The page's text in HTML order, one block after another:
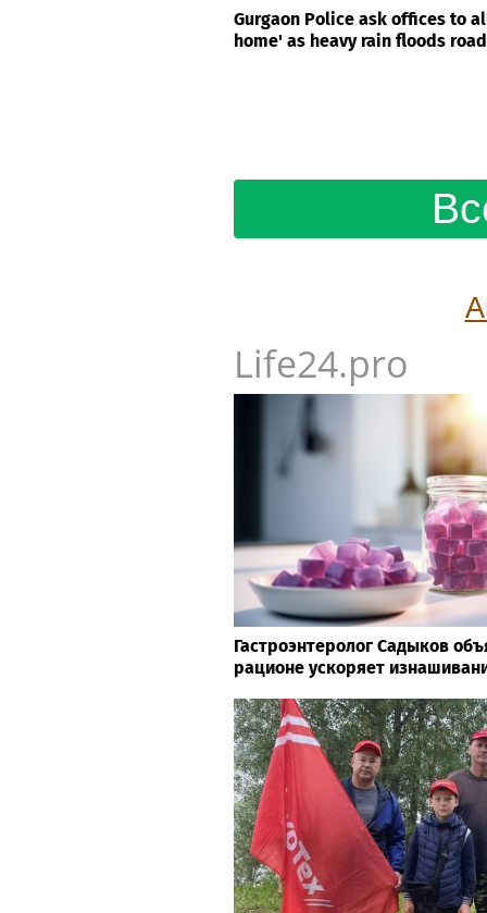
Gurgaon Police ask offices to
home' as heavy rain floods
Life24.pro
Гастроэнтеролог Садыков
рационе ускоряет